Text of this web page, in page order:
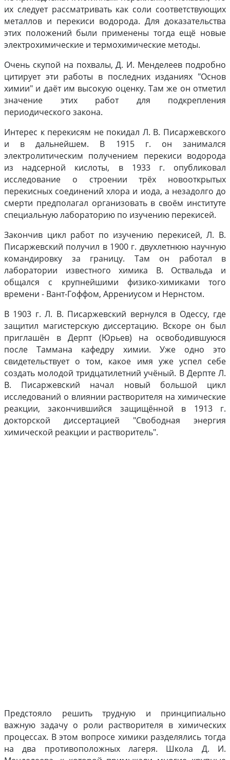
их следует рассматривать как соли соответствующих
металлов и перекиси водорода. Для доказательства
этих положений были применены тогда ещё новые
электрохимические и термохимические методы.
Очень скупой на похвалы, Д. И. Менделеев подробно
цитирует эти работы в последних изданиях "Основ
химии" и даёт им высокую оценку. Там же он отметил
значение этих работ для подкрепления
периодического закона.
Интерес к перекисям не покидал Л. В. Писаржевского
и в дальнейшем. В 1915 г. он занимался
электролитическим получением перекиси водорода
из надсерной кислоты, в 1933 г. опубликовал
исследование о строении трёх новооткрытых
перекисных соединений хлора и иода, а незадолго до
смерти предполагал организовать в своём институте
специальную лабораторию по изучению перекисей.
Закончив цикл работ по изучению перекисей, Л. В.
Писаржевский получил в 1900 г. двухлетнюю научную
командировку за границу. Там он работал в
лаборатории известного химика В. Оствальда и
общался с крупнейшими физико-химиками того
времени - Вант-Гоффом, Аррениусом и Нернстом.
В 1903 г. Л. В. Писаржевский вернулся в Одессу, где
защитил магистерскую диссертацию. Вскоре он был
приглашён в Дерпт (Юрьев) на освободившуюся
после Таммана кафедру химии. Уже одно это
свидетельствует о том, какое имя уже успел себе
создать молодой тридцатилетний учёный. В Дерпте Л.
В. Писаржевский начал новый большой цикл
исследований о влиянии растворителя на химические
реакции, закончившийся защищённой в 1913 г.
докторской диссертацией "Свободная энергия
химической реакции и растворитель".
Предстояло решить трудную и принципиально
важную задачу о роли растворителя в химических
процессах. В этом вопросе химики разделялись тогда
на два противоположных лагеря. Школа Д. И.